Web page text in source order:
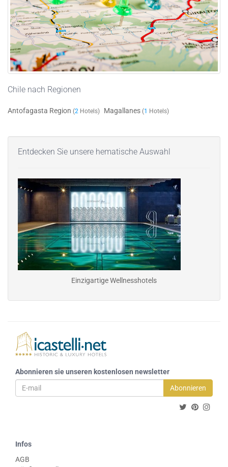
Chile nach Regionen
Antofagasta Region (2 Hotels) Magallanes (1 Hotels)
Entdecken Sie unsere hematische Auswahl
Einzigartige Wellnesshotels
Abonnieren sie unseren kostenlosen newsletter
Abonnieren
Infos
AGB